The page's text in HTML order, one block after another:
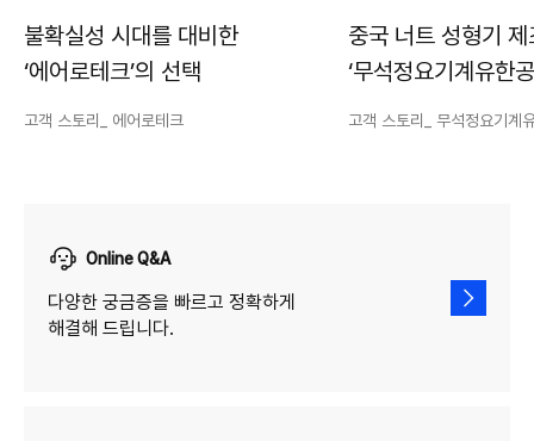
불확실성 시대를 대비한
‘에어로테크’의 선택
고객 스토리_ 에어로테크
중국 너트 성형기 제
‘무석정요기계유한
‘DN솔루션즈’에서
고객 스토리_ 무석정요기계
Online Q&A
다양한 궁금증을 빠르고 정확하게
해결해 드립니다.